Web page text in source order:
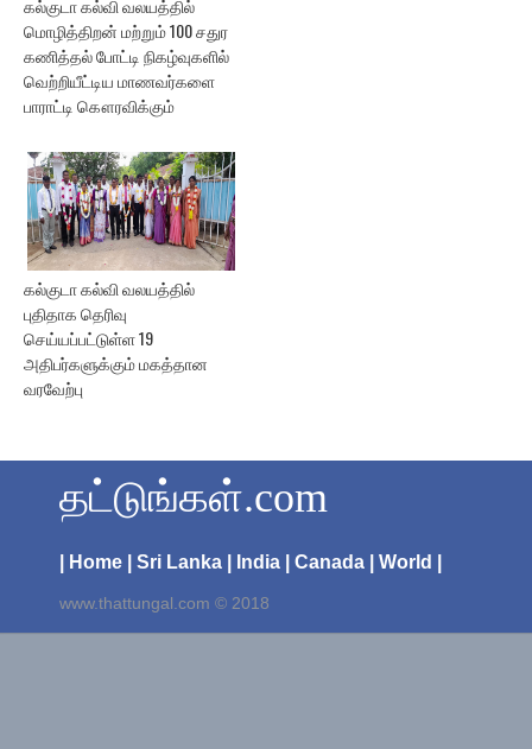
கல்குடா கல்வி வலயத்தில்
மொழித்திறன் மற்றும் 100 சதுர
கணித்தல் போட்டி நிகழ்வுகளில்
வெற்றியீட்டிய மாணவர்களை
பாராட்டி கௌரவிக்கும்
கல்குடா கல்வி வலயத்தில்
புதிதாக தெரிவு
செய்யப்பட்டுள்ள 19
அதிபர்களுக்கும் மகத்தான
வரவேற்பு
தட்டுங்கள்.com
| Home | Sri Lanka | India | Canada | World |
www.thattungal.com © 2018